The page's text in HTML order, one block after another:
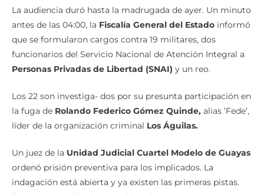
La audiencia duró hasta la madrugada de ayer. Un minuto
antes de las 04:00, la Fiscalía General del Estado informó
que se formularon cargos contra 19 militares, dos
funcionarios del Servicio Nacional de Atención Integral a
Personas Privadas de Libertad (SNAI) y un reo.
Los 22 son investiga- dos por su presunta participación en
la fuga de Rolando Federico Gómez Quinde, alias ‘Fede’,
líder de la organización criminal Los Águilas.
Un juez de la Unidad Judicial Cuartel Modelo de Guayas
ordenó prisión preventiva para los implicados. La
indagación está abierta y ya existen las primeras pistas.